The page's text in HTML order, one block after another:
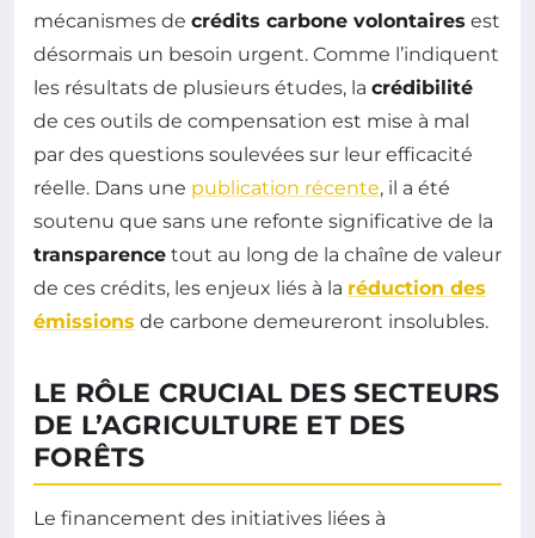
mécanismes de crédits carbone volontaires est
désormais un besoin urgent. Comme l’indiquent
les résultats de plusieurs études, la crédibilité
de ces outils de compensation est mise à mal
par des questions soulevées sur leur efficacité
réelle. Dans une publication récente, il a été
soutenu que sans une refonte significative de la
transparence tout au long de la chaîne de valeur
de ces crédits, les enjeux liés à la réduction des
émissions de carbone demeureront insolubles.
LE RÔLE CRUCIAL DES SECTEURS
DE L’AGRICULTURE ET DES
FORÊTS
Le financement des initiatives liées à